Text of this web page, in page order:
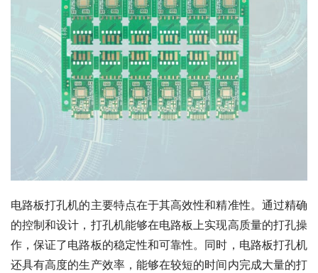
电路板打孔机的主要特点在于其高效性和精准性。通过精确
的控制和设计，打孔机能够在电路板上实现高质量的打孔操
作，保证了电路板的稳定性和可靠性。同时，电路板打孔机
还具有高度的生产效率，能够在较短的时间内完成大量的打